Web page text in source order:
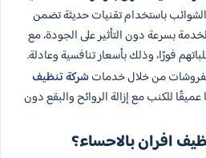
باستخدام تقنيات حديثة تضمن
بسرعة دون التأثير على الجودة، مع
فورًا، وذلك بأسعار تنافسية وعادلة.
من خلال خدمات شركة تنظيف
عميقًا للكنب مع إزالة الروائح والبقع دون
افران بالاحساء؟